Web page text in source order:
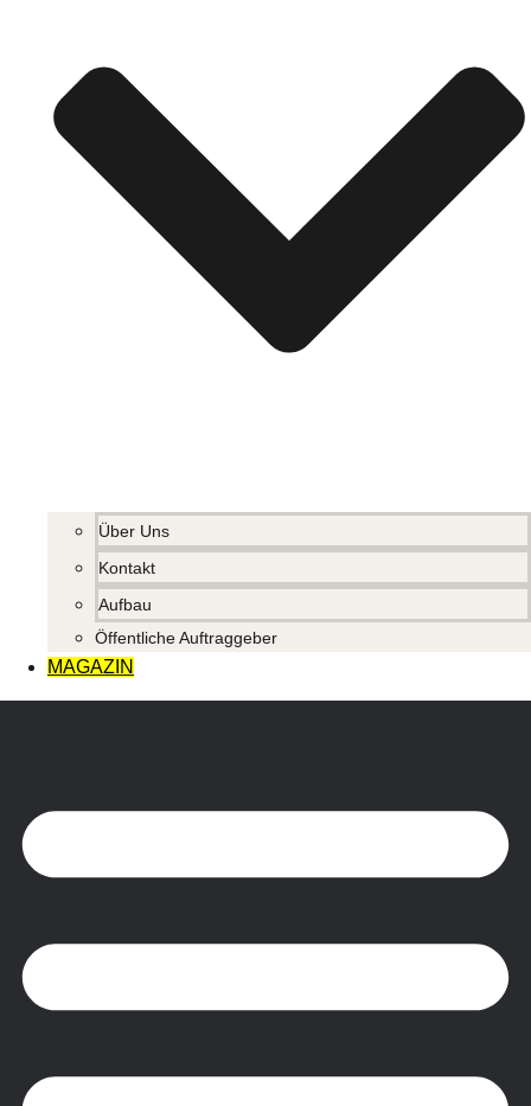
Über Uns
Kontakt
Aufbau
Öffentliche Auftraggeber
MAGAZIN